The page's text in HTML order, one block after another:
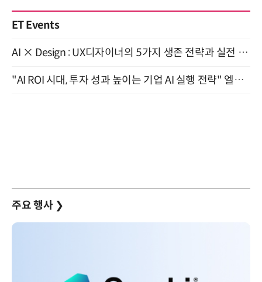
ET Events
AI × Design : UX디자이너의 5가지 생존 전략과 실전 대응 8월 28일 개최
"AI ROI 시대, 투자 성과 높이는 기업 AI 실행 전략" 엘타워 6층 (9월 18일)
주요 행사 ❯